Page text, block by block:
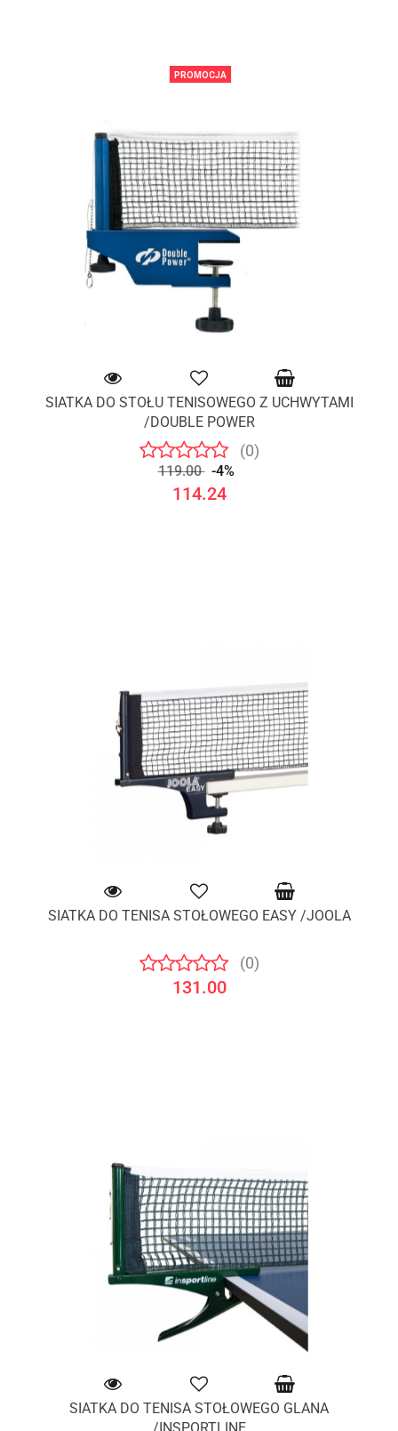
PROMOCJA
SIATKA DO STOŁU TENISOWEGO Z UCHWYTAMI
/DOUBLE POWER
(0)
119.00 -4%
114.24
SIATKA DO TENISA STOŁOWEGO EASY /JOOLA
(0)
131.00
SIATKA DO TENISA STOŁOWEGO GLANA